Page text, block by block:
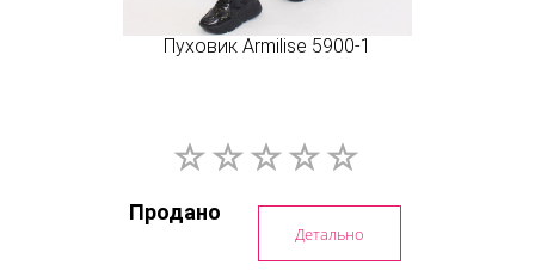
Пуховик Armilise 5900-1
Продано
Детально